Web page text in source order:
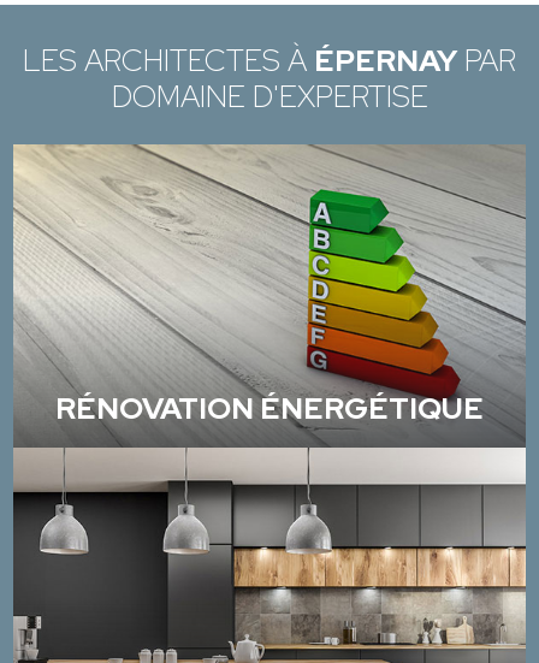
LES ARCHITECTES À ÉPERNAYPAR
DOMAINE D'EXPERTISE
RÉNOVATION ÉNERGÉTIQUE